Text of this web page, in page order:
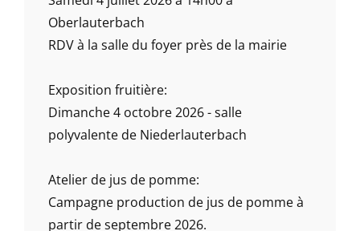
Oberlauterbach
RDV à la salle du foyer près de la mairie
Exposition fruitière:
Dimanche 4 octobre 2026 - salle
polyvalente de Niederlauterbach
Atelier de jus de pomme:
Campagne production de jus de pomme à
partir de septembre 2026.